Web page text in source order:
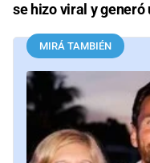
se hizo viral y
MIRÁ TAMBIÉN